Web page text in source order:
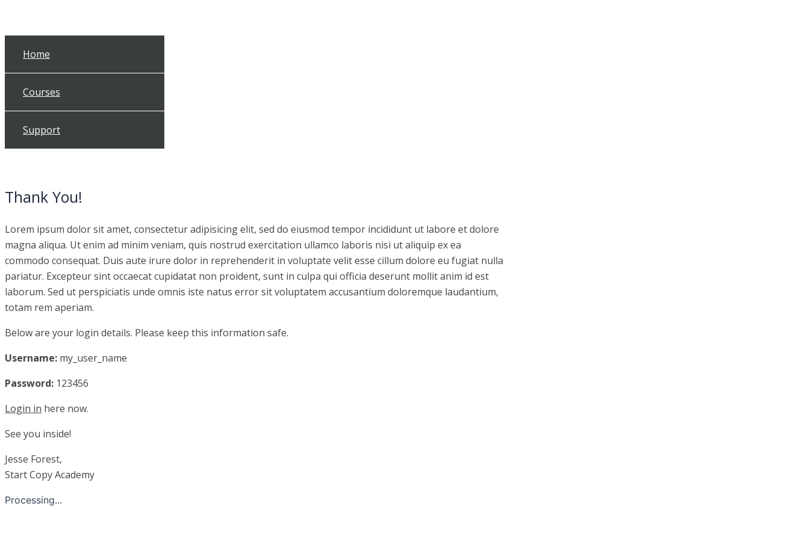
Home
Courses
Support
Thank You!
Lorem ipsum dolor sit amet, consectetur adipisicing elit, sed do eiusmod tempor incididunt ut labore et dolore
magna aliqua. Ut enim ad minim veniam, quis nostrud exercitation ullamco laboris nisi ut aliquip ex ea
commodo consequat. Duis aute irure dolor in reprehenderit in voluptate velit esse cillum dolore eu fugiat nulla
pariatur. Excepteur sint occaecat cupidatat non proident, sunt in culpa qui officia deserunt mollit anim id est
laborum. Sed ut perspiciatis unde omnis iste natus error sit voluptatem accusantium doloremque laudantium,
totam rem aperiam.
Below are your login details. Please keep this information safe.
Username: my_user_name
Password: 123456
Login in here now.
See you inside!
Jesse Forest,
Start Copy Academy
Processing...